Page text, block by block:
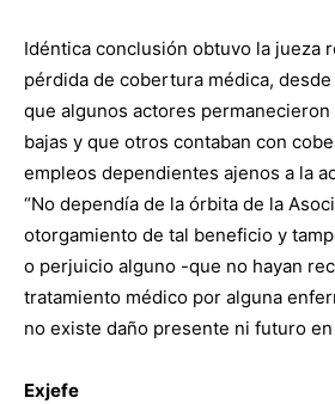
Idéntica conclusión obtuvo la jueza
pérdida de cobertura médica,
que algunos actores permanecieron
bajas y que otros contaban con
empleos dependientes ajenos a la
“No dependía de la órbita de la
otorgamiento de tal beneficio y
o perjuicio alguno -que no hayan
tratamiento médico por alguna
no existe daño presente ni futuro en
Exjefe